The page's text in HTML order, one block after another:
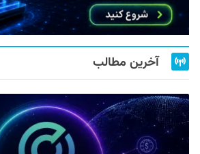
آخرین مطالب